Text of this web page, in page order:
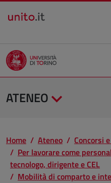
Salta al contenuto principale
ATENEO
Home Ateneo
Concorsi
Per lavorare come
tecnologo, dirigente e CEL
Mobilità di comparto e